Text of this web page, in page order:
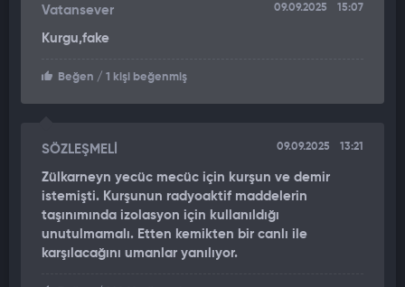
Vatansever 09.09.2025 15:07
Kurgu,fake
Beğen / 1 kişi beğenmiş
SÖZLEŞMELİ 09.09.2025 13:21
Zülkarneyn yecüc mecüc için kurşun ve demir
istemişti. Kurşunun radyoaktif maddelerin
taşınımında izolasyon için kullanıldığı
unutulmamalı. Etten kemikten bir canlı ile
karşılacağını umanlar yanılıyor.